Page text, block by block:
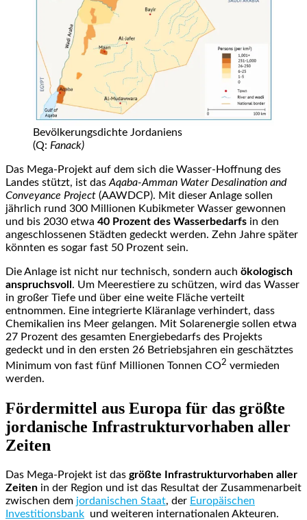
Bevölkerungsdichte Jordaniens
(Q: Fanack)
Das Mega-Projekt auf dem sich die Wasser-Hoffnung des
Landes stützt, ist das Aqaba-Amman Water Desalination and
Conveyance Project (AAWDCP). Mit dieser Anlage sollen
jährlich rund 300 Millionen Kubikmeter Wasser gewonnen
und bis 2030 etwa 40 Prozent des Wasserbedarfs in den
angeschlossenen Städten gedeckt werden. Zehn Jahre später
könnten es sogar fast 50 Prozent sein.
Die Anlage ist nicht nur technisch, sondern auch ökologisch
anspruchsvoll. Um Meerestiere zu schützen, wird das Wasser
in großer Tiefe und über eine weite Fläche verteilt
entnommen. Eine integrierte Kläranlage verhindert, dass
Chemikalien ins Meer gelangen. Mit Solarenergie sollen etwa
27 Prozent des gesamten Energiebedarfs des Projekts
gedeckt und in den ersten 26 Betriebsjahren ein geschätztes
Minimum von fast fünf Millionen Tonnen CO2 vermieden
werden.
Fördermittel aus Europa für das größte
jordanische Infrastrukturvorhaben aller
Zeiten
Das Mega-Projekt ist das größte Infrastrukturvorhaben aller
Zeiten in der Region und ist das Resultat der Zusammenarbeit
zwischen dem jordanischen Staat, der Europäischen
Investitionsbank und weiteren internationalen Akteuren.